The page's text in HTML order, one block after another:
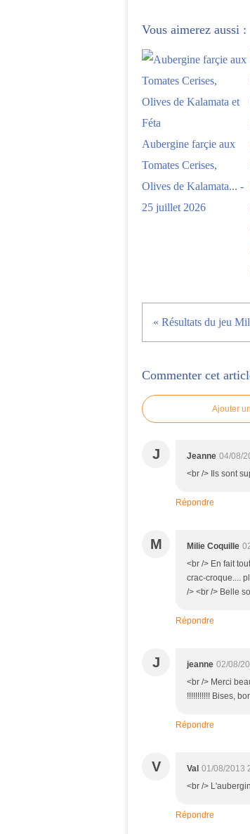
Vous aimerez aussi :
Aubergine farçie aux
Tomates Cerises,
Olives de Kalamata... -
25 juillet 2026
« Résultats du jeu
Commenter cet
Ajouter
J Jeanne 04/08/
<br /> Ils sont
Répondre
M Milie Coquille
<br /> En fait
crac-croque....
/> <br /> Belle
Répondre
J jeanne 02/08/
<br /> Merci
!!!!!!!!!!! Bises,
Répondre
V Val 01/08/2013
<br />
Répondre